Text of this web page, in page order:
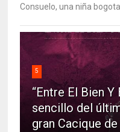
Consuelo, una niña
5
“Entre El Bien
sencillo del
gran Cacique